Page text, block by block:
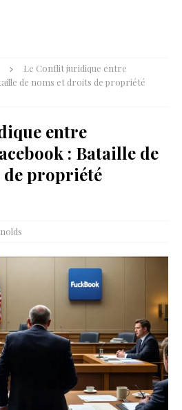
Le Conflit juridique entre
de noms et droits de propriété
entre
: Bataille de
propriété